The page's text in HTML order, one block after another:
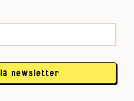
newsletter